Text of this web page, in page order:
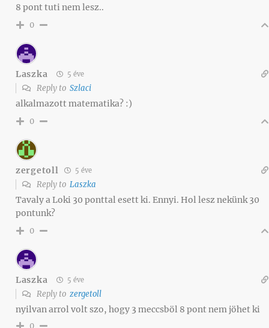
8 pont tuti nem lesz..
0
Laszka 5 éve
Reply to Szlaci
alkalmazott matematika? :)
0
zergetoll 5 éve
Reply to Laszka
Tavaly a Loki 30 ponttal esett ki. Ennyi. Hol lesz nekünk 30
pontunk?
0
Laszka 5 éve
Reply to zergetoll
nyilvan arrol volt szo, hogy 3 meccsböl 8 pont nem jöhet ki